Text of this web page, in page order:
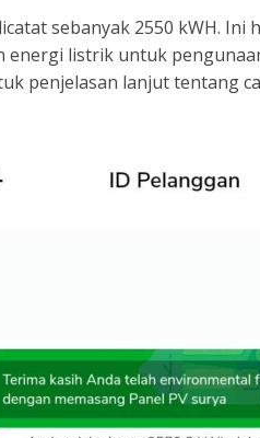
sebanyak 2550 kWH. Ini
energi listrik untuk
penjelasan lanjut tentang